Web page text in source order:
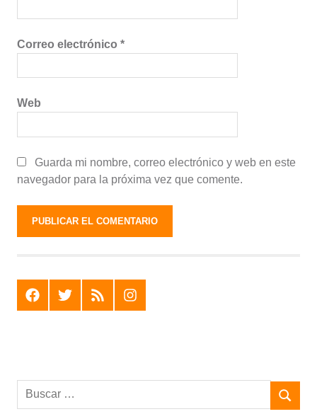
Correo electrónico *
Web
Guarda mi nombre, correo electrónico y web en este
navegador para la próxima vez que comente.
F T R I